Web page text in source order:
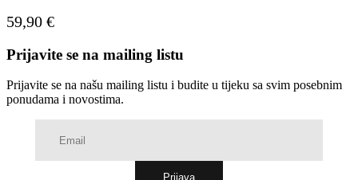
59,90 €
Prijavite se na mailing listu
Prijavite se na našu mailing listu i budite u tijeku sa svim posebnim
ponudama i novostima.